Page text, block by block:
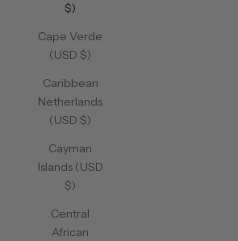
$)
Cape Verde
(USD $)
Caribbean
Netherlands
(USD $)
Cayman
Islands (USD
$)
Central
African